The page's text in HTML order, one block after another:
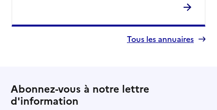
Tous les annuaires
Abonnez-vous à notre lettre
d'information